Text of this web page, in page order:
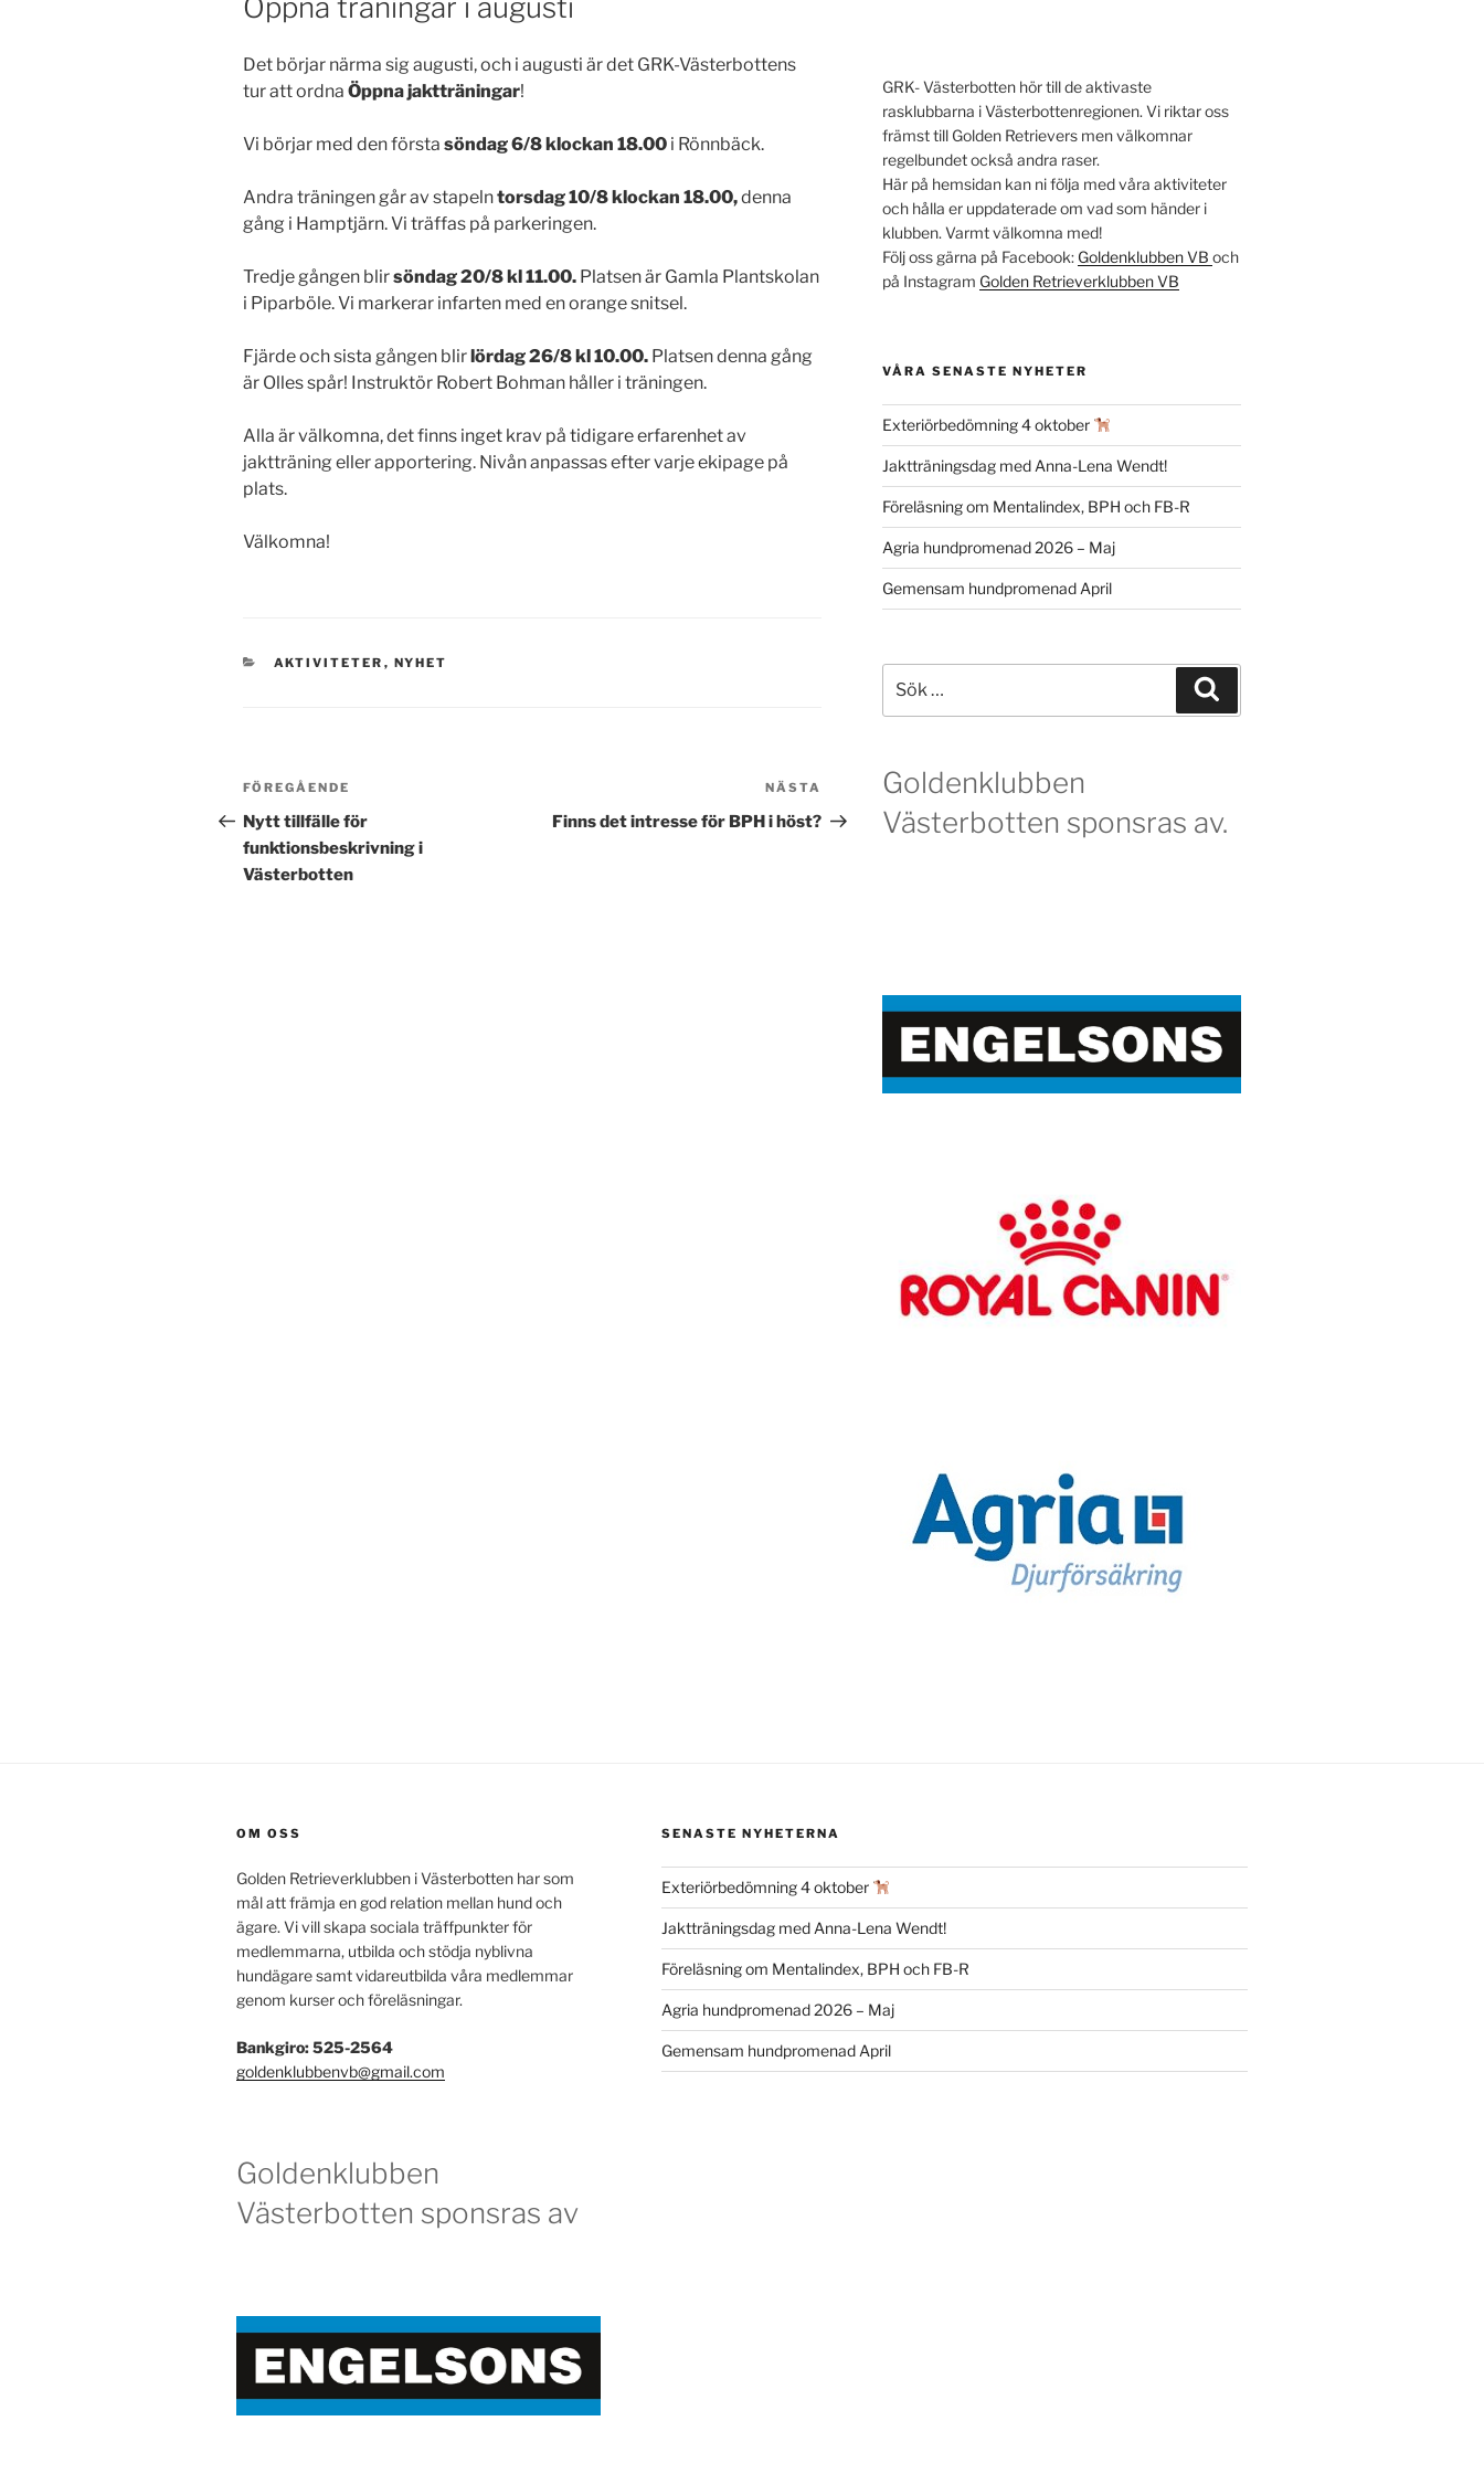
Öppna träningar i augusti
Det börjar närma sig augusti, och i augusti är det GRK-Västerbottens
tur att ordna Öppna jaktträningar!
Vi börjar med den första söndag 6/8 klockan 18.00 i Rönnbäck.
Andra träningen går av stapelntorsdag 10/8 klockan 18.00,denna
gång i Hamptjärn. Vi träffas på parkeringen.
Tredje gången blirsöndag 20/8 kl 11.00. Platsen är Gamla Plantskolan
i Piparböle. Vi markerar infarten med en orange snitsel.
Fjärde och sista gången blir lördag26/8 kl 10.00. Platsen denna gång
är Olles spår! Instruktör Robert Bohman håller i träningen.
Alla är välkomna, det finns inget krav på tidigare erfarenhet av
jaktträning eller apportering. Nivån anpassas efter varje ekipage på
plats.
Välkomna!
KATEGORIER
AKTIVITETER , NYHET
Inläggsnavigering
Föregående
inlägg
FÖREGÅENDE
Nytt tillfälle för
funktionsbeskrivning i
Västerbotten
inlägg
NÄSTA
Finns det intresse för BPH i höst?
GRK- Västerbotten hör till de aktivaste
rasklubbarna i Västerbottenregionen. Vi riktar oss
främst till Golden Retrievers men välkomnar
regelbundet också andra raser.
Här på hemsidan kan ni följa med våra aktiviteter
och hålla er uppdaterade om vad som händer i
klubben. Varmt välkomna med!
Följ oss gärna på Facebook: Goldenklubben VB och
på Instagram Golden Retrieverklubben VB
VÅRA SENASTE NYHETER
Exteriörbedömning 4 oktober
Jaktträningsdag med Anna-Lena Wendt!
Föreläsning om Mentalindex, BPH och FB-R
Agria hundpromenad 2026 – Maj
Gemensam hundpromenad April
efter:
Goldenklubben
Västerbotten sponsras av.
OM OSS
Golden Retrieverklubben i Västerbotten har som
mål att främja en god relation mellan hund och
ägare. Vi vill skapa sociala träffpunkter för
medlemmarna, utbilda och stödja nyblivna
hundägare samt vidareutbilda våra medlemmar
genom kurser och föreläsningar.
Bankgiro: 525-2564
goldenklubbenvb@gmail.com
Goldenklubben
Västerbotten sponsras av
SENASTE NYHETERNA
Exteriörbedömning 4 oktober
Jaktträningsdag med Anna-Lena Wendt!
Föreläsning om Mentalindex, BPH och FB-R
Agria hundpromenad 2026 – Maj
Gemensam hundpromenad April